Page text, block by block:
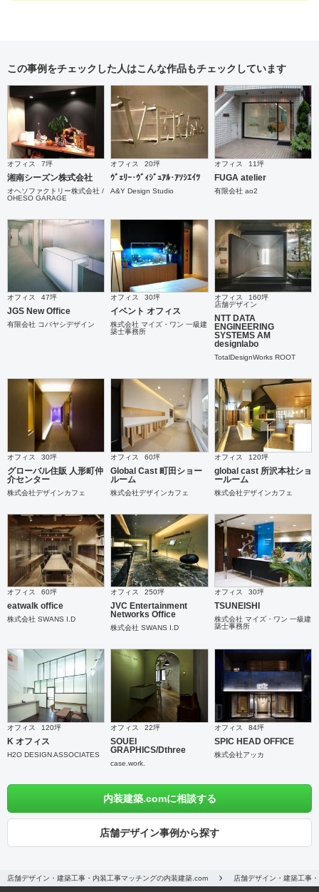
この事例をチェックした人はこんな作品もチェックしています
オフィス 7坪
湘南シーズン株式会社
オヘソファクトリー株式会社 /
OHESO GARAGE
オフィス 20坪
ｳﾞｪﾘｰ･ｳﾞｨｼﾞｭｱﾙ･ｱｿｼｴｲﾂ
A&Y Design Studio
オフィス 11坪
FUGA atelier
有限会社 ao2
オフィス 47坪
JGS New Office
有限会社 コバヤシデザイン
オフィス 30坪
イベント オフィス
株式会社 マイズ・ワン 一級建
築士事務所
オフィス
160坪
店舗デザイン
NTT DATA
ENGINEERING
SYSTEMS AM
designlabo
TotalDesignWorks ROOT
オフィス 30坪
グローバル住販 人形町仲
介センター
株式会社デザインカフェ
オフィス 60坪
Global Cast 町田ショー
ルーム
株式会社デザインカフェ
オフィス 120坪
global cast 所沢本社ショ
ールーム
株式会社デザインカフェ
オフィス 60坪
eatwalk office
株式会社 SWANS I.D
オフィス 250坪
JVC Entertainment
Networks Office
株式会社 SWANS I.D
オフィス 30坪
TSUNEISHI
株式会社 マイズ・ワン 一級建
築士事務所
オフィス 120坪
K オフィス
H2O DESIGN ASSOCIATES
オフィス 22坪
SOUEI
GRAPHICS/Dthree
case.work.
オフィス 84坪
SPIC HEAD OFFICE
株式会社アッカ
内装建築.comに相談する
店舗デザイン事例から探す
店舗デザイン・建築工事・内装工事マッチングの内装建築.com 店舗デザイン・建築工事